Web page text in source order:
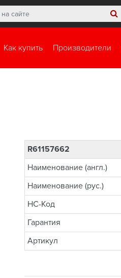
Как купить Производители
R61157662
Наименование (англ.)
Наименование (рус.)
НС-Код
Гарантия
Артикул